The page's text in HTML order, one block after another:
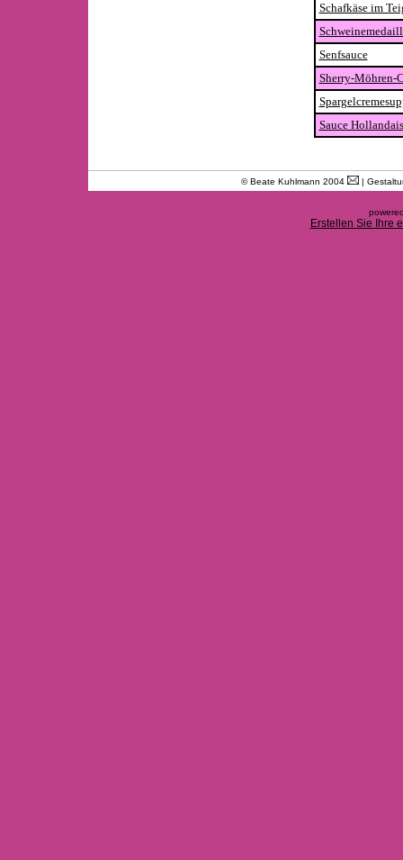
Schafkäse im
Senfsauce
Sherry-Möhren-
Sauce
© Beate Kuhlmann 2004 |
Erstellen Sie Ihre